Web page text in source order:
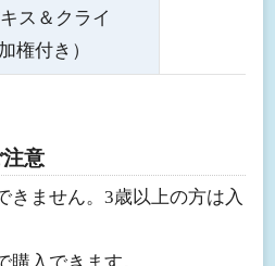
ス＆クライ
権付き）
意
ません。3歳以上の方は入